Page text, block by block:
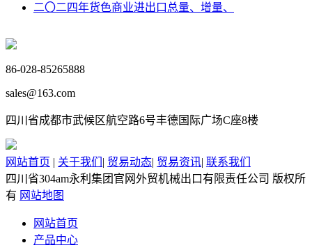
二〇二四年货色商业进出口总量、增量、
86-028-85265888
sales@163.com
四川省成都市武候区航空路6号丰德国际广场C座8楼
网站首页 | 关于我们 | 贸易动态| 贸易资讯| 联系我们
四川省304am永利集团官网外贸机械出口有限责任公司 版权所
有 网站地图
网站首页
产品中心